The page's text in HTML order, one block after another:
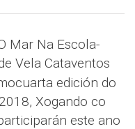
Mar Na Escola-
Vela Cataventos
edición do
Xogando co
este ano